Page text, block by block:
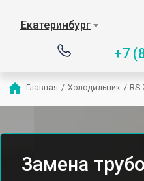
Екатеринбург ▼
+7
Главная / Холодильник /
Замена